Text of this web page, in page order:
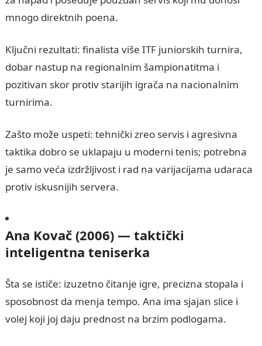
mnogo direktnih poena.
Ključni rezultati: finalista više ITF juniorskih turnira,
dobar nastup na regionalnim šampionatitma i
pozitivan skor protiv starijih igrača na nacionalnim
turnirima.
Zašto može uspeti: tehnički zreo servis i agresivna
taktika dobro se uklapaju u moderni tenis; potrebna
je samo veća izdržljivost i rad na varijacijama udaraca
protiv iskusnijih servera.
Ana Kovač (2006) — taktički
inteligentna teniserka
Šta se ističe: izuzetno čitanje igre, precizna stopala i
sposobnost da menja tempo. Ana ima sjajan slice i
volej koji joj daju prednost na brzim podlogama.